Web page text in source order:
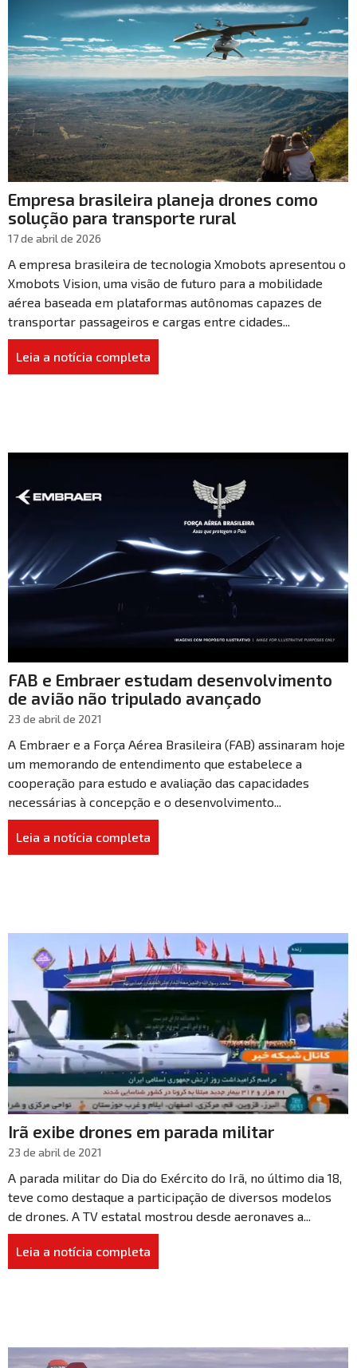
Empresa brasileira planeja drones como
solução para transporte rural
17 de abril de 2026
A empresa brasileira de tecnologia Xmobots apresentou o
Xmobots Vision, uma visão de futuro para a mobilidade
aérea baseada em plataformas autônomas capazes de
transportar passageiros e cargas entre cidades...
Leia a notícia completa
FAB e Embraer estudam desenvolvimento
de avião não tripulado avançado
23 de abril de 2021
A Embraer e a Força Aérea Brasileira (FAB) assinaram hoje
um memorando de entendimento que estabelece a
cooperação para estudo e avaliação das capacidades
necessárias à concepção e o desenvolvimento...
Leia a notícia completa
Irã exibe drones em parada militar
23 de abril de 2021
A parada militar do Dia do Exército do Irã, no último dia 18,
teve como destaque a participação de diversos modelos
de drones. A TV estatal mostrou desde aeronaves a...
Leia a notícia completa